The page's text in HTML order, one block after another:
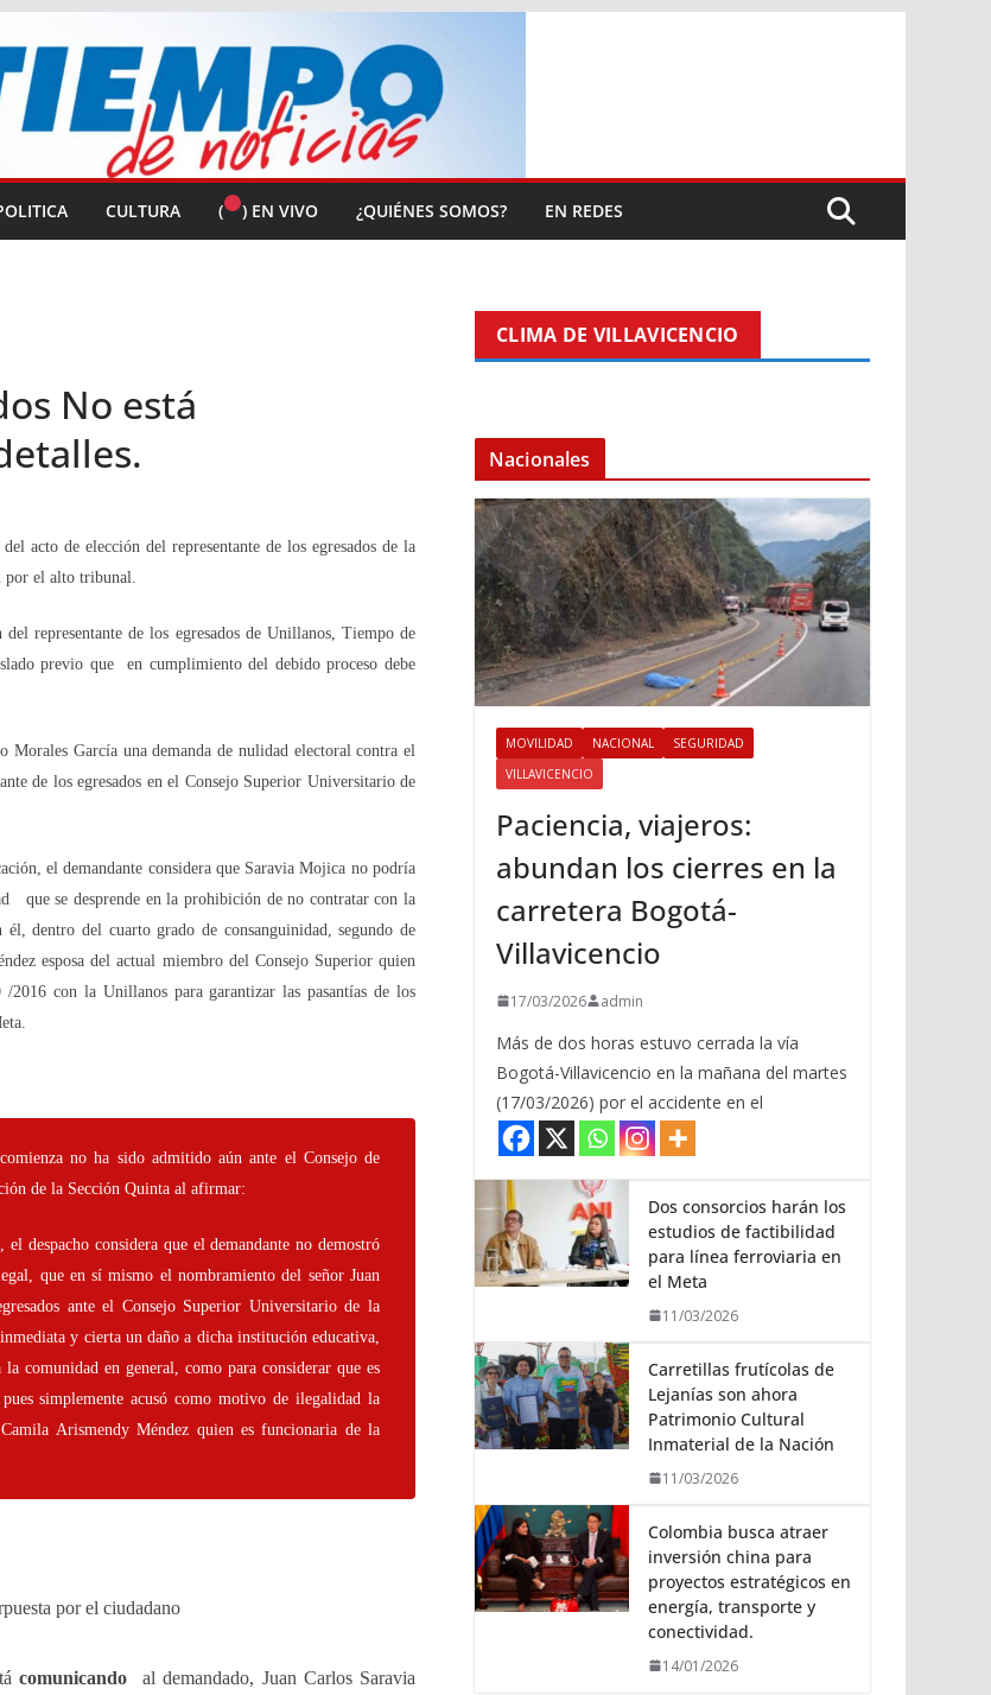
CULTURA ( ) EN VIVO ¿QUIÉNES SOMOS? EN REDES
No está
acto de elección del representante de los egresados de la
por el alto tribunal.
representante de los egresados de Unillanos, Tiempo de
previo que
en cumplimiento del debido proceso debe
Morales García una demanda de nulidad electoral contra el
de los egresados en el Consejo Superior Universitario de
el demandante considera que Saravia Mojica no podría
que se desprende en la prohibición de no contratar con la
dentro del cuarto grado de consanguinidad, segundo de
esposa del actual miembro del Consejo Superior quien
con la Unillanos para garantizar las pasantías de los
no ha sido admitido aún ante el Consejo de
de la Sección Quinta al afirmar:
despacho considera que el demandante no demostró
que en sí mismo el nombramiento del señor Juan
ante el Consejo Superior Universitario de la
y cierta un daño a dicha institución educativa,
comunidad en general, como para considerar que es
simplemente acusó como motivo de ilegalidad la
Arismendy Méndez quien es funcionaria de la
por el ciudadano
comunicando
al demandado, Juan Carlos Saravia
CLIMA DE VILLAVICENCIO
Nacionales
MOVILIDAD NACIONAL
SEGURIDAD
VILLAVICENCIO
Paciencia, viajeros:
abundan los cierres en la
carretera Bogotá-
Villavicencio
17/03/2026 admin
Más de dos horas estuvo cerrada la vía
Bogotá-Villavicencio en la mañana del martes
(17/03/2026) por el accidente en el
Dos consorcios harán los
estudios de factibilidad
para línea ferroviaria en
el Meta
11/03/2026
Carretillas frutícolas de
Lejanías son ahora
Patrimonio Cultural
Inmaterial de la Nación
11/03/2026
Colombia busca atraer
inversión china para
proyectos estratégicos en
energía, transporte y
conectividad.
14/01/2026